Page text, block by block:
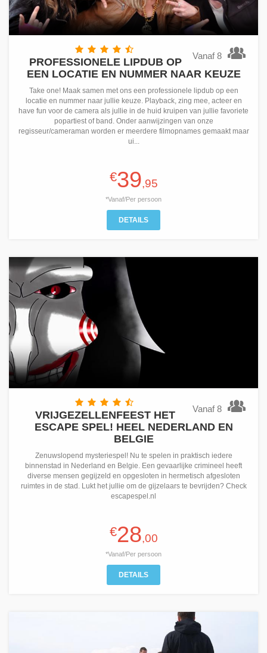
Vanaf 8
PROFESSIONELE LIPDUB OP
EEN LOCATIE EN NUMMER NAAR KEUZE
Take one! Maak samen met ons een professionele lipdub op een
locatie en nummer naar jullie keuze. Playback, zing mee, acteer en
have fun voor de camera als jullie in de huid kruipen van jullie favoriete
popartiest of band. Onder aanwijzingen van onze
regisseur/cameraman worden er meerdere filmopnames gemaakt maar
ui...
€39,95
*Vanaf/Per persoon
DETAILS
Vanaf 8
VRIJGEZELLENFEEST HET
ESCAPE SPEL! HEEL NEDERLAND EN
BELGIE
Zenuwslopend mysteriespel! Nu te spelen in praktisch iedere
binnenstad in Nederland en Belgie. Een gevaarlijke crimineel heeft
diverse mensen gegijzeld en opgesloten in hermetisch afgesloten
ruimtes in de stad. Lukt het jullie om de gijzelaars te bevrijden? Check
escapespel.nl
€28,00
*Vanaf/Per persoon
DETAILS